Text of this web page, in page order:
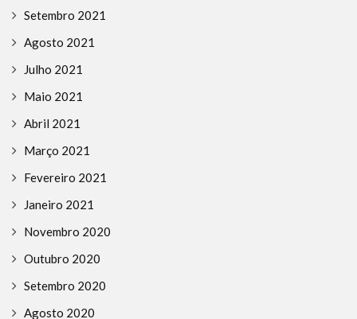
Setembro 2021
Agosto 2021
Julho 2021
Maio 2021
Abril 2021
Março 2021
Fevereiro 2021
Janeiro 2021
Novembro 2020
Outubro 2020
Setembro 2020
Agosto 2020